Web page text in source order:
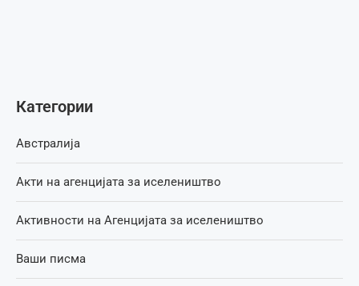
Категории
Австралија
Акти на агенцијата за иселеништво
Активности на Агенцијата за иселеништво
Ваши писма